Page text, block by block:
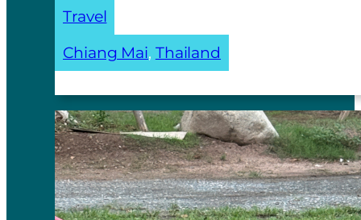
Travel
Chiang Mai, Thailand